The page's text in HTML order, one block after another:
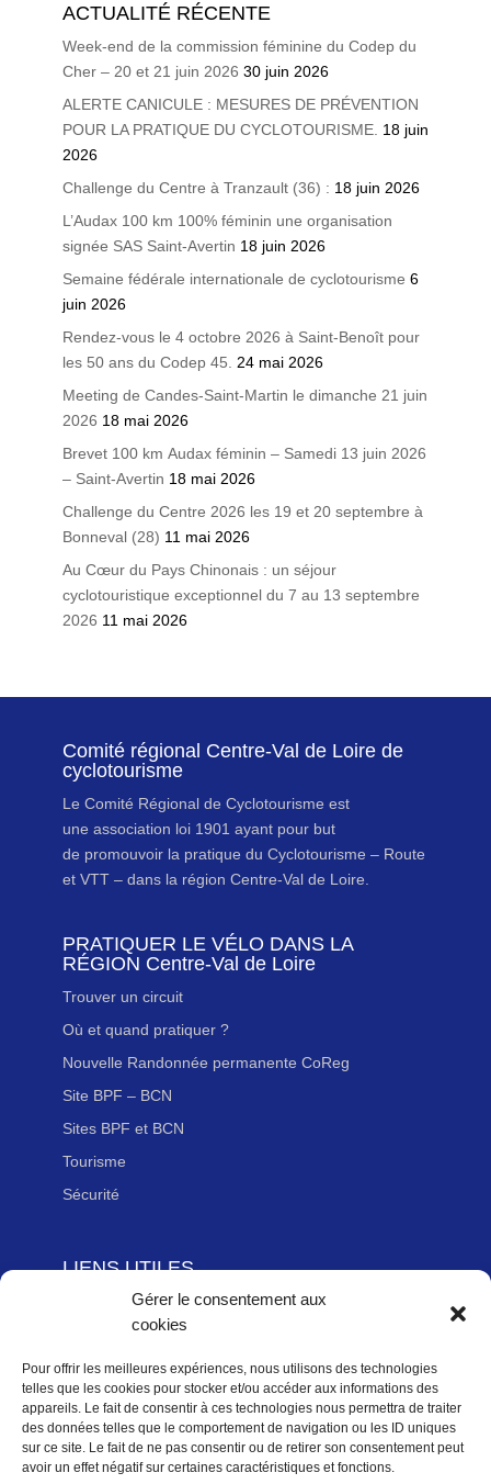
Gérer le consentement aux
cookies
Pour offrir les meilleures expériences, nous utilisons des technologies
telles que les cookies pour stocker et/ou accéder aux informations des
appareils. Le fait de consentir à ces technologies nous permettra de traiter
des données telles que le comportement de navigation ou les ID uniques
sur ce site. Le fait de ne pas consentir ou de retirer son consentement peut
avoir un effet négatif sur certaines caractéristiques et fonctions.
ACTUALITÉ RÉCENTE
Week-end de la commission féminine du Codep du
Cher – 20 et 21 juin 2026 30 juin 2026
ALERTE CANICULE : MESURES DE PRÉVENTION
POUR LA PRATIQUE DU CYCLOTOURISME. 18 juin
2026
Challenge du Centre à Tranzault (36) : 18 juin 2026
L’Audax 100 km 100% féminin une organisation
signée SAS Saint-Avertin 18 juin 2026
Semaine fédérale internationale de cyclotourisme 6
juin 2026
Rendez-vous le 4 octobre 2026 à Saint-Benoît pour
les 50 ans du Codep 45.
24 mai 2026
Meeting de Candes-Saint-Martin le dimanche 21 juin
2026 18 mai 2026
Brevet 100 km Audax féminin – Samedi 13 juin 2026
– Saint-Avertin 18 mai 2026
Challenge du Centre 2026 les 19 et 20 septembre à
Bonneval (28) 11 mai 2026
Au Cœur du Pays Chinonais : un séjour
cyclotouristique exceptionnel du 7 au 13 septembre
2026 11 mai 2026
Comité régional Centre-Val de Loire de
cyclotourisme
Le Comité Régional de Cyclotourisme est
une association loi 1901 ayant pour but
de promouvoir la pratique du Cyclotourisme – Route
et VTT – dans la région Centre-Val de Loire.
PRATIQUER LE VÉLO DANS LA
RÉGION Centre-Val de Loire
Trouver un circuit
Où et quand pratiquer ?
Nouvelle Randonnée permanente CoReg
Site BPF – BCN
Sites BPF et BCN
Tourisme
Sécurité
LIENS UTILES
Adhérer à la Fédération Française de cyclotourisme
Newsletter
Mentions légales
Politique des données personnelles
Politique de cookies (UE)